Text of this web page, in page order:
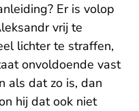
Er is volop
vrij te
lichter te straffen,
onvoldoende vast
als dat zo is, dan
hij dat ook niet